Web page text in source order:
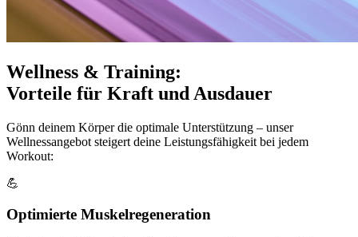
Wellness & Training:
Vorteile für Kraft und Ausdauer
Gönn deinem Körper die optimale Unterstützung – unser
Wellnessangebot steigert deine Leistungsfähigkeit bei jedem
Workout:
💪
Optimierte Muskelregeneration